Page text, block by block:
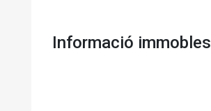
Informació immobles